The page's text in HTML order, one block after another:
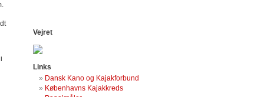
Vejret
Links
Dansk Kano og Kajakforbund
Københavns Kajakkreds